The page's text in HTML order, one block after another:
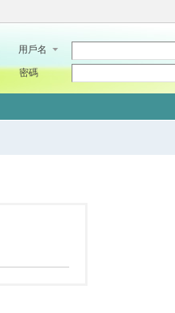
用戶名
密碼